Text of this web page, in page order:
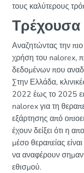
τους καλύτερους
Τρέχουσα
Αναζητώντας την
χρήση του nalorex,
δεδομένων που
Στην Ελλάδα,
2022 έως το 2025
nalorex για τη
εξάρτησης από
έχουν δείξει ότι η
μέσο θεραπείας
να αναφέρουν
εθισμού.